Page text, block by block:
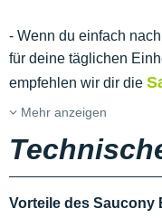
- Wenn du einfach
für deine täglichen
empfehlen wir dir die
Mehr anzeigen
Vorteile des Saucony